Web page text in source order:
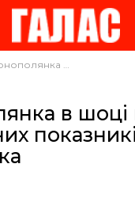
в шоці від нереальних показників лічильника
в шоці